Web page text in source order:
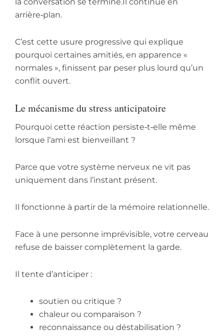
arrière‑plan.
C’est cette usure progressive qui explique
pourquoi certaines amitiés, en apparence «
normales », finissent par peser plus lourd qu’un
conflit ouvert.
Le mécanisme du stress anticipatoire
Pourquoi cette réaction persiste‑t‑elle même
lorsque l’ami est bienveillant ?
Parce que votre système nerveux ne vit pas
uniquement dans l’instant présent.
Il fonctionne à partir de la mémoire relationnelle.
Face à une personne imprévisible, votre cerveau
refuse de baisser complètement la garde.
Il tente d’anticiper :
soutien ou critique ?
chaleur ou comparaison ?
reconnaissance ou déstabilisation ?